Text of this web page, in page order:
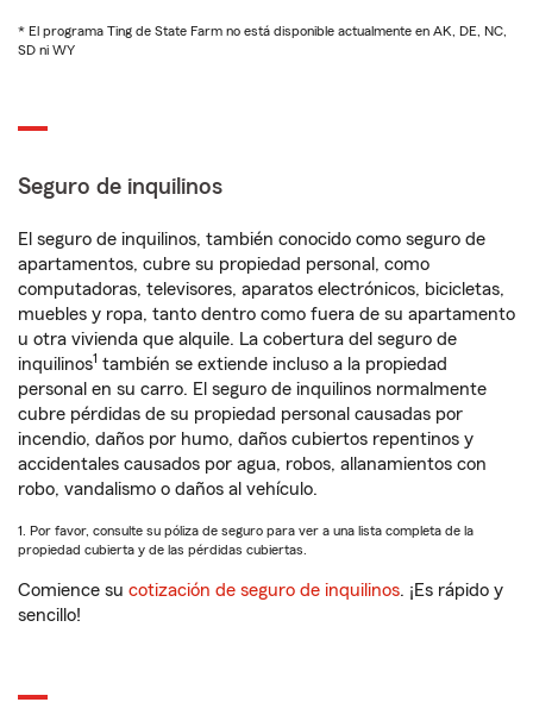
* El programa Ting de State Farm no está disponible actualmente en AK, DE, NC,
SD ni WY
Seguro de inquilinos
El seguro de inquilinos, también conocido como seguro de
apartamentos, cubre su propiedad personal, como
computadoras, televisores, aparatos electrónicos, bicicletas,
muebles y ropa, tanto dentro como fuera de su apartamento
u otra vivienda que alquile. La cobertura del seguro de
inquilinos1 también se extiende incluso a la propiedad
personal en su carro. El seguro de inquilinos normalmente
cubre pérdidas de su propiedad personal causadas por
incendio, daños por humo, daños cubiertos repentinos y
accidentales causados por agua, robos, allanamientos con
robo, vandalismo o daños al vehículo.
1. Por favor, consulte su póliza de seguro para ver a una lista completa de la
propiedad cubierta y de las pérdidas cubiertas.
Comience su cotización de seguro de inquilinos. ¡Es rápido y
sencillo!